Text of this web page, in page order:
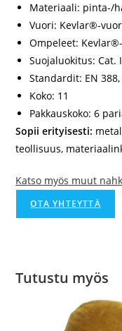
Materiaali: pinta-/
Vuori: Kevlar®-
Ompeleet:
Suojaluokitus: Cat.
Standardit: EN 388,
Koko: 11
Pakkauskoko: 6
Sopii erityisesti:
teollisuus,
Katso myös muut
OTA YHTEYTTÄ
Tutustu myös